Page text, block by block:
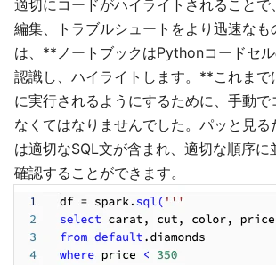
シンタックスのハイライ
適切にコードがハイライトされることで
編集、トラブルシュートをより迅速なも